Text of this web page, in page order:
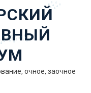
очное, заочное